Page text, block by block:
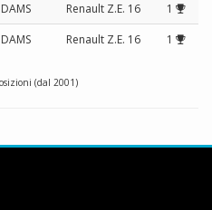
DAMS Renault Z.E. 16
1
DAMS Renault Z.E. 16 1
(dal 2001)